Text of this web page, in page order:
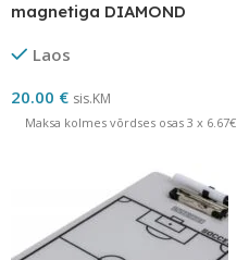
magnetiga DIAMOND
Laos
20.00 € sis.KM
Maksa kolmes võrdses osas 3 x 6.67€